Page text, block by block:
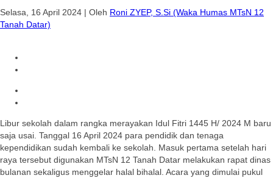
Selasa, 16 April 2024 | Oleh Roni ZYEP, S.Si (Waka Humas MTsN 12
Tanah Datar)
Libur sekolah dalam rangka merayakan Idul Fitri 1445 H/ 2024 M baru
saja usai. Tanggal 16 April 2024 para pendidik dan tenaga
kependidikan sudah kembali ke sekolah. Masuk pertama setelah hari
raya tersebut digunakan MTsN 12 Tanah Datar melakukan rapat dinas
bulanan sekaligus menggelar halal bihalal. Acara yang dimulai pukul